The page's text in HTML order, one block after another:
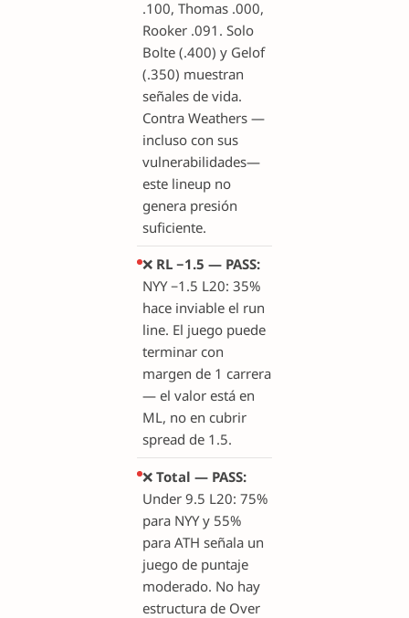
.100, Thomas .000,
Rooker .091. Solo
Bolte (.400) y Gelof
(.350) muestran
señales de vida.
Contra Weathers —
incluso con sus
vulnerabilidades—
este lineup no
genera presión
suficiente.
❌ RL −1.5 — PASS:
NYY −1.5 L20: 35%
hace inviable el run
line. El juego puede
terminar con
margen de 1 carrera
— el valor está en
ML, no en cubrir
spread de 1.5.
❌ Total — PASS:
Under 9.5 L20: 75%
para NYY y 55%
para ATH señala un
juego de puntaje
moderado. No hay
estructura de Over